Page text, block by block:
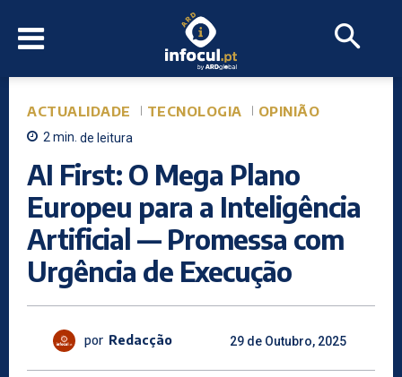
ACTUALIDADE TECNOLOGIA OPINIÃO
2min. de leitura
AI First: O Mega Plano
Europeu para a Inteligência
Artificial — Promessa com
Urgência de Execução
por Redacção 29 de Outubro, 2025